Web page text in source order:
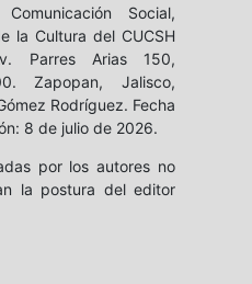
Social,
la Cultura del CUCSH
Parres Arias 150,
Zapopan, Jalisco,
Rodríguez. Fecha
8 de julio de 2026.
por los autores no
la postura del editor